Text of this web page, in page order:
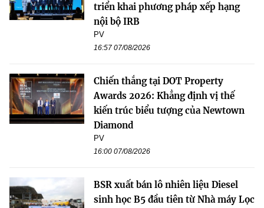
triển khai phương pháp xếp hạng
nội bộ IRB
PV
16:57 07/08/2026
Chiến thắng tại DOT Property
Awards 2026: Khẳng định vị thế
kiến trúc biểu tượng của Newtown
Diamond
PV
16:00 07/08/2026
BSR xuất bán lô nhiên liệu Diesel
sinh học B5 đầu tiên từ Nhà máy Lọc